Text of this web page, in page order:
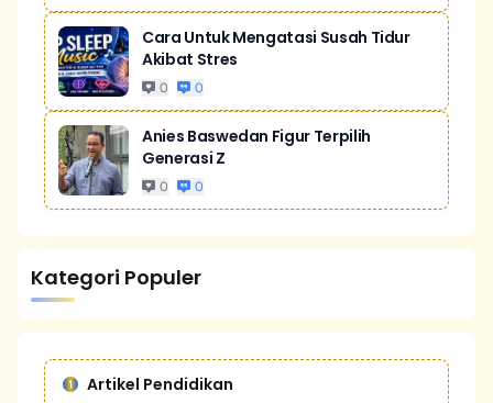
Cara Untuk Mengatasi Susah Tidur
Akibat Stres
0 0
Anies Baswedan Figur Terpilih
Generasi Z
0 0
Kategori Populer
Artikel Pendidikan